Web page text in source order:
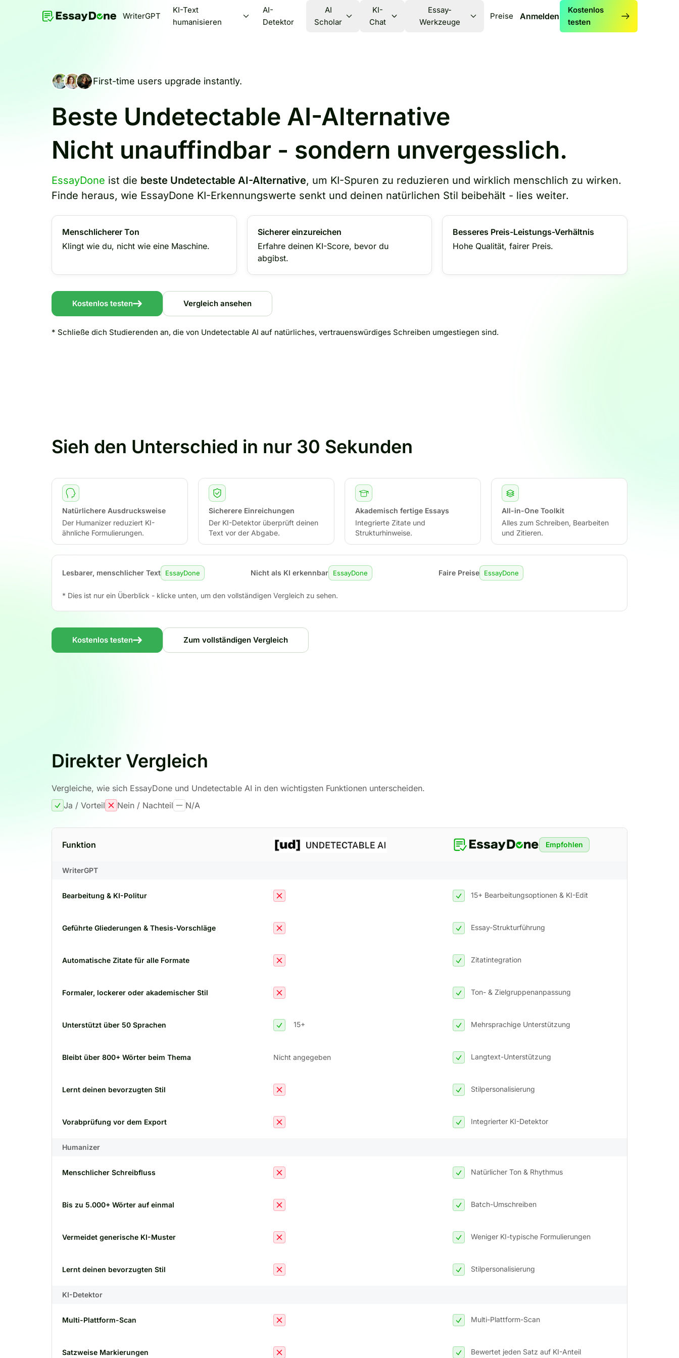
WriterGPT
KI-Text
humanisieren
AI-
Detektor
AI
Scholar
KI-
Chat
Essay-
Werkzeuge
Preise Anmelden
Kostenlos
testen
First-time users upgrade instantly.
Beste Undetectable AI-Alternative
Nicht unauffindbar - sondern unvergesslich.
EssayDone ist die beste Undetectable AI-Alternative, um KI-Spuren zu reduzieren und wirklich menschlich zu wirken.
Finde heraus, wie EssayDone KI-Erkennungswerte senkt und deinen natürlichen Stil beibehält - lies weiter.
Menschlicherer Ton
Klingt wie du, nicht wie eine Maschine.
Sicherer einzureichen
Erfahre deinen KI-Score, bevor du
abgibst.
Besseres Preis-Leistungs-Verhältnis
Hohe Qualität, fairer Preis.
Kostenlos testen Vergleich ansehen
* Schließe dich Studierenden an, die von Undetectable AI auf natürliches, vertrauenswürdiges Schreiben umgestiegen sind.
Sieh den Unterschied in nur 30 Sekunden
Natürlichere Ausdrucksweise
Der Humanizer reduziert KI-
ähnliche Formulierungen.
Sicherere Einreichungen
Der KI-Detektor überprüft deinen
Text vor der Abgabe.
Akademisch fertige Essays
Integrierte Zitate und
Strukturhinweise.
All-in-One Toolkit
Alles zum Schreiben, Bearbeiten
und Zitieren.
Lesbarer, menschlicher Text EssayDone Nicht als KI erkennbar EssayDone Faire Preise EssayDone
* Dies ist nur ein Überblick - klicke unten, um den vollständigen Vergleich zu sehen.
Kostenlos testen Zum vollständigen Vergleich
Direkter Vergleich
Vergleiche, wie sich EssayDone und Undetectable AI in den wichtigsten Funktionen unterscheiden.
Ja / Vorteil
Nein / Nachteil N/A
Funktion Empfohlen
WriterGPT
Bearbeitung & KI-Politur 15+ Bearbeitungsoptionen & KI-Edit
Geführte Gliederungen & Thesis-Vorschläge Essay-Strukturführung
Automatische Zitate für alle Formate Zitatintegration
Formaler, lockerer oder akademischer Stil Ton- & Zielgruppenanpassung
Unterstützt über 50 Sprachen 15+ Mehrsprachige Unterstützung
Bleibt über 800+ Wörter beim Thema Nicht angegeben Langtext-Unterstützung
Lernt deinen bevorzugten Stil Stilpersonalisierung
Vorabprüfung vor dem Export Integrierter KI-Detektor
Humanizer
Menschlicher Schreibfluss Natürlicher Ton & Rhythmus
Bis zu 5.000+ Wörter auf einmal Batch-Umschreiben
Vermeidet generische KI-Muster Weniger KI-typische Formulierungen
Lernt deinen bevorzugten Stil Stilpersonalisierung
KI-Detektor
Multi-Plattform-Scan Multi-Plattform-Scan
Satzweise Markierungen Bewertet jeden Satz auf KI-Anteil